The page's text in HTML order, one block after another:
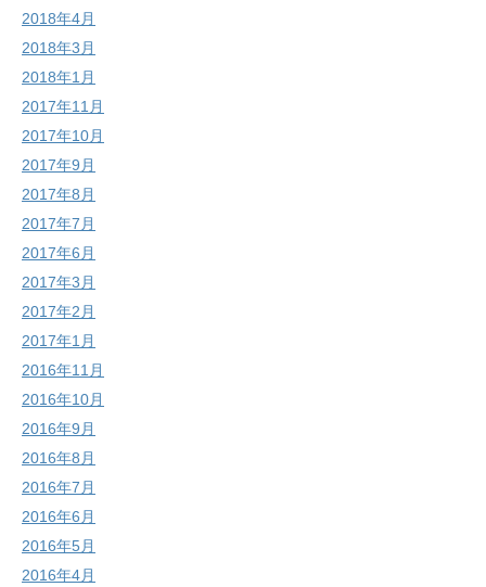
2018年4月
2018年3月
2018年1月
2017年11月
2017年10月
2017年9月
2017年8月
2017年7月
2017年6月
2017年3月
2017年2月
2017年1月
2016年11月
2016年10月
2016年9月
2016年8月
2016年7月
2016年6月
2016年5月
2016年4月